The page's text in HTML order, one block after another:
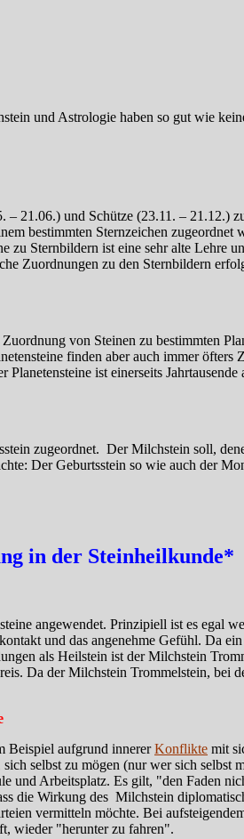
und Astrologie haben so gut wie
– 21.06.) und Schütze (23.11. – 21.12.)
bestimmten Sternzeichen
Sternbildern ist eine sehr alte Lehre
Zuordnungen zu den Sternbildern
von Steinen zu bestimmten
finden aber auch immer
ist einerseits
zugeordnet. Der Milchstein soll,
Der Geburtsstein so wie auch der
in der Steinheilkunde*
angewendet. Prinzipiell ist es egal
und das angenehme Gefühl. Da
als Heilstein ist der Milchstein
Da der Milchstein Trommelstein,
Beispiel aufgrund innererKonflikte mit
selbst zu mögen (nur wer sich
und Arbeitsplatz. Es gilt, "den Faden
die Wirkung des Milchstein
vermitteln möchte. Bei
wieder "herunter zu fahren".